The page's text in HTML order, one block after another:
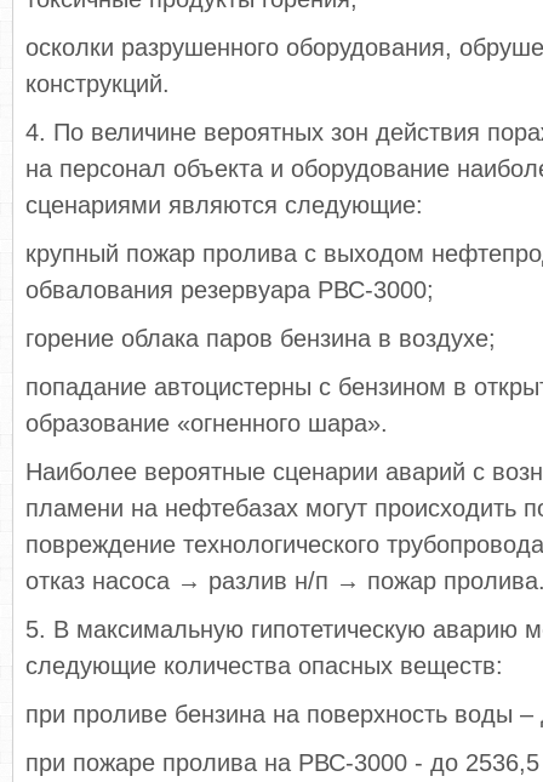
осколки разрушенного оборудования,
конструкций.
4. По величине вероятных зон действия
на персонал объекта и оборудование
сценариями являются следующие:
крупный пожар пролива с выходом
обвалования резервуара РВС-3000;
горение облака паров бензина в воздухе;
попадание автоцистерны с бензином в
образование «огненного шара».
Наиболее вероятные сценарии аварий с
пламени на нефтебазах могут происходить
повреждение технологического
отказ насоса → разлив н/п → пожар
5. В максимальную гипотетическую аварию
следующие количества опасных веществ:
при проливе бензина на поверхность воды –
при пожаре пролива на РВС-3000 - до 2536,5